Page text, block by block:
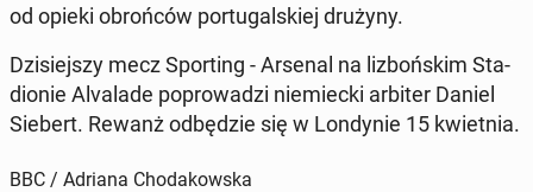
od opieki obrońców por­tu­gal­skiej drużyny.
Dzisiejszy mecz Sport­ing - Arsenal na lizbońskim Sta­
dion­ie Al­valade poprowadzi niemiec­ki arbiter Daniel
Siebert. Rewanż odbędzie się w Lon­dynie 15 kwiet­nia.
BBC / Adriana Chodakowska